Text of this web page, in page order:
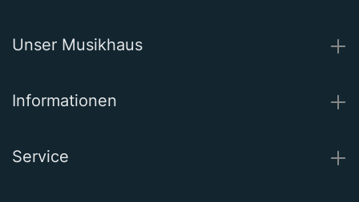
Unser Musikhaus
Informationen
Service